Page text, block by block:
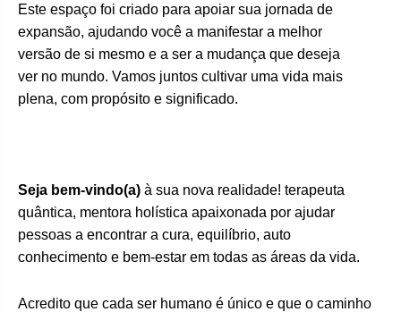
Este espaço foi criado para apoiar sua jornada de
expansão, ajudando você a manifestar a melhor
versão de si mesmo e a ser a mudança que deseja
ver no mundo. Vamos juntos cultivar uma vida mais
plena, com propósito e significado.
Seja bem-vindo(a) à sua nova realidade! terapeuta
quântica, mentora holística apaixonada por ajudar
pessoas a encontrar a cura, equilíbrio, auto
conhecimento e bem-estar em todas as áreas da vida.
Acredito que cada ser humano é único e que o caminho